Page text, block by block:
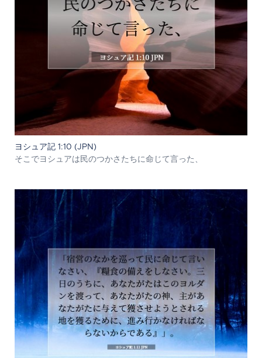
ヨシュア記 1:10 (JPN)
そこでヨシュアは民のつかさたちに命じて言った、